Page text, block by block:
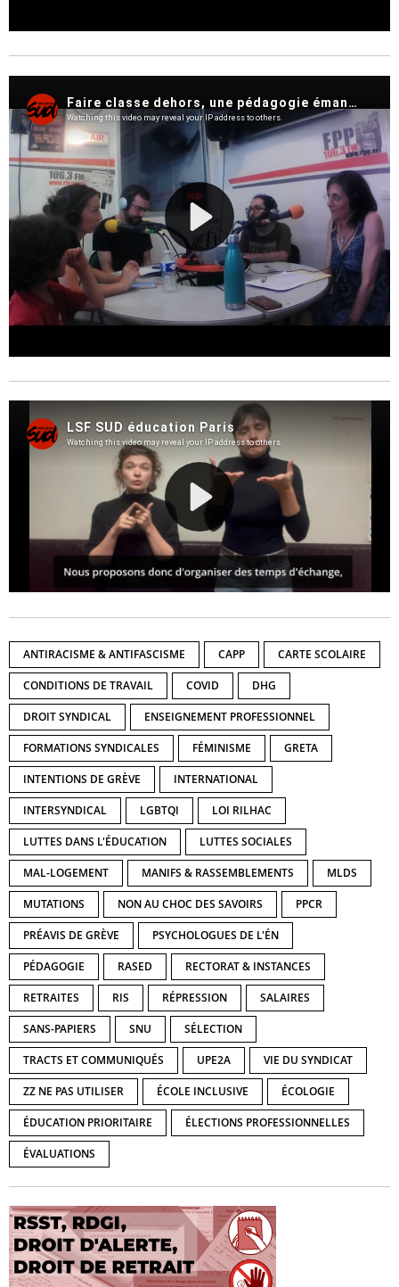
ANTIRACISME & ANTIFASCISME CAPP CARTE SCOLAIRE
CONDITIONS DE TRAVAIL COVID DHG
DROIT SYNDICAL ENSEIGNEMENT PROFESSIONNEL
FORMATIONS SYNDICALES FÉMINISME GRETA
INTENTIONS DE GRÈVE INTERNATIONAL
INTERSYNDICAL LGBTQI LOI RILHAC
LUTTES DANS L'ÉDUCATION LUTTES SOCIALES
MAL-LOGEMENT MANIFS & RASSEMBLEMENTS MLDS
MUTATIONS NON AU CHOC DES SAVOIRS PPCR
PRÉAVIS DE GRÈVE PSYCHOLOGUES DE L'ÉN
PÉDAGOGIE RASED RECTORAT & INSTANCES
RETRAITES RIS RÉPRESSION SALAIRES
SANS-PAPIERS SNU SÉLECTION
TRACTS ET COMMUNIQUÉS UPE2A VIE DU SYNDICAT
ZZ NE PAS UTILISER ÉCOLE INCLUSIVE ÉCOLOGIE
ÉDUCATION PRIORITAIRE ÉLECTIONS PROFESSIONNELLES
ÉVALUATIONS